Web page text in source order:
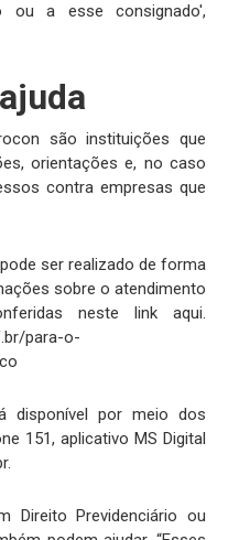
ou a esse consignado',
são instituições que
orientações e, no caso
contra empresas que
ser realizado de forma
sobre o atendimento
neste link aqui.
para-o-
disponível por meio dos
151, aplicativo MS Digital
Direito Previdenciário ou